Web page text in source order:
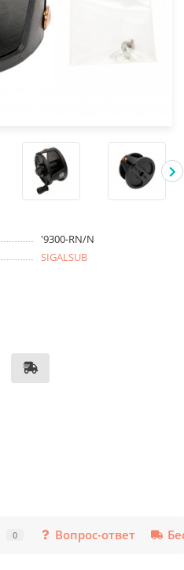
'9300-RN/N
SIGALSUB
0 Вопрос-ответ